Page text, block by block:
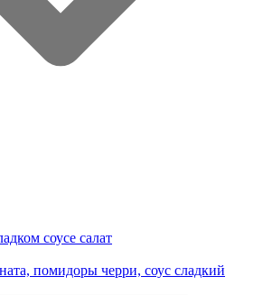
соусе салат
помидоры черри, соус сладкий